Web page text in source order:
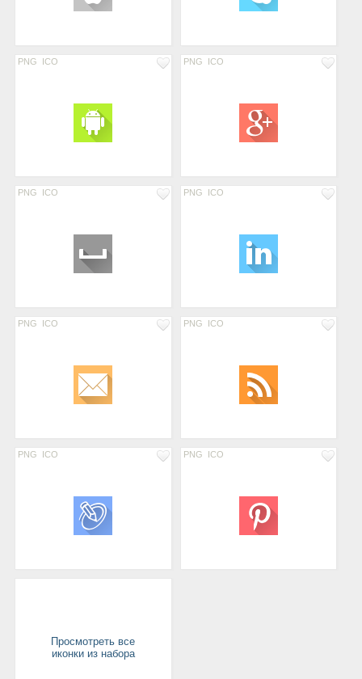
PNG ICO PNG ICO
PNG ICO PNG ICO
PNG ICO PNG ICO
PNG ICO PNG ICO
Просмотреть все
иконки из набора